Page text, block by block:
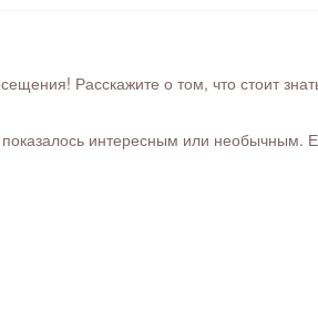
Расскажите о том, что стоит
интересным или необычным.